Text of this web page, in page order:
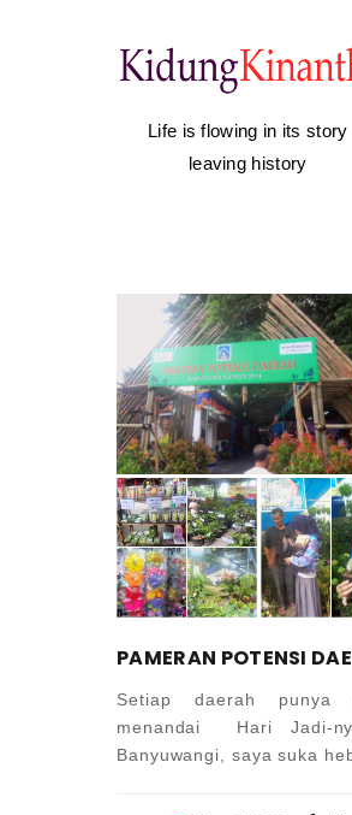
Life is flowing in its story
leaving history
PAMERAN POTENSI
Setiap daerah punya
menandai Hari Jadi-
Banyuwangi, saya suka